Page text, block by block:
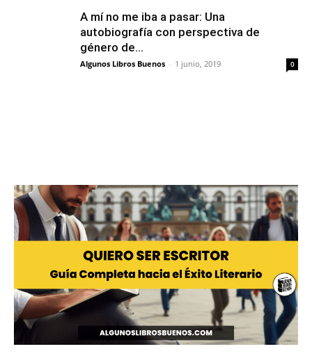
A mí no me iba a pasar: Una
autobiografía con perspectiva de
género de...
Algunos Libros Buenos - 1 junio, 2019 0